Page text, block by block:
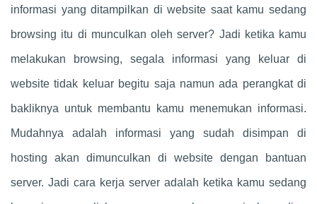
informasi yang ditampilkan di website saat kamu sedang
browsing itu di munculkan oleh server? Jadi ketika kamu
melakukan browsing, segala informasi yang keluar di
website tidak keluar begitu saja namun ada perangkat di
bakliknya untuk membantu kamu menemukan informasi.
Mudahnya adalah informasi yang sudah disimpan di
hosting akan dimunculkan di website dengan bantuan
server. Jadi cara kerja server adalah ketika kamu sedang